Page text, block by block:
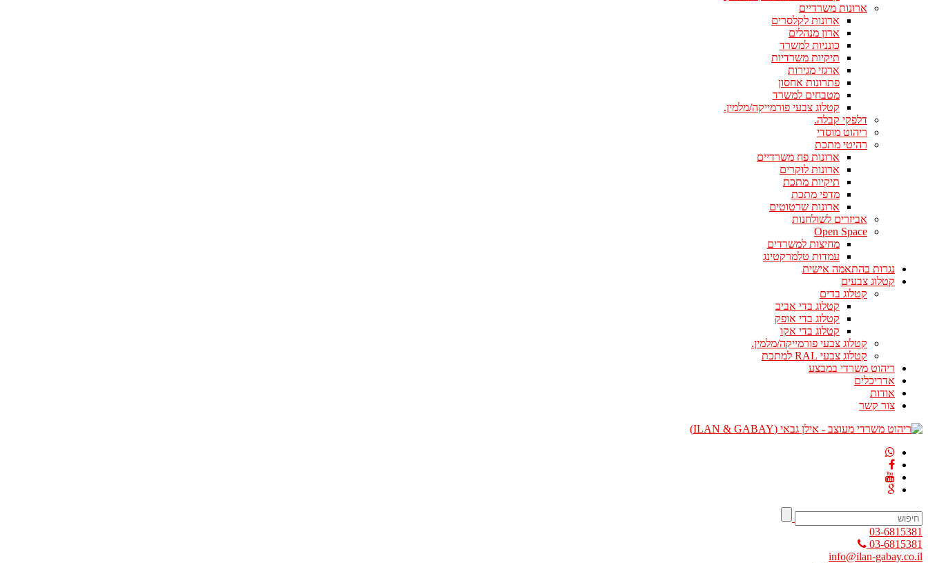
ארונות משרדיים
ארונות לקלסרים
ארון מנהלים
כונניות למשרד
תיקיות משרדיות
ארגזי מגירות
פתרונות אחסון
מטבחים למשרד
קטלוג צבעי פורמייקה/מלמין.
דלפקי קבלה.
ריהוט מוסדי
רהיטי מתכת
ארונות פח משרדיים
ארונות לוקרים
תיקיות מתכת
מדפי מתכת
ארונות שרטוטים
אביזרים לשולחנות
Open Space
מחיצות למשרדים
עמדות טלמרקטינג
נגרות בהתאמה אישית
קטלוג צבעים
קטלוג בדים
קטלוג בדי אביב
קטלוג בדי אופק
קטלוג בדי אקו
קטלוג צבעי פורמייקה/מלמין.
קטלוג צבעי RAL למתכת
ריהוט משרדי במבצע
אדריכלים
אודות
צור קשר
03-6815381
03-6815381
info@ilan-gabay.co.il